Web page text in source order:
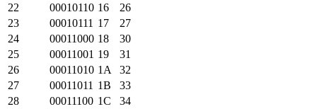
22
00010110 16
26
23
00010111 17
27
24
00011000 18
30
25
00011001 19
31
26
00011010 1A
32
27
00011011 1B
33
28
00011100 1C
34